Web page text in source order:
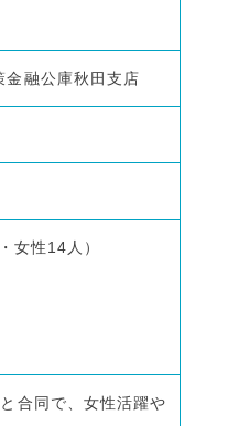
金融公庫秋田支店
女性14人）
合同で、女性活躍や